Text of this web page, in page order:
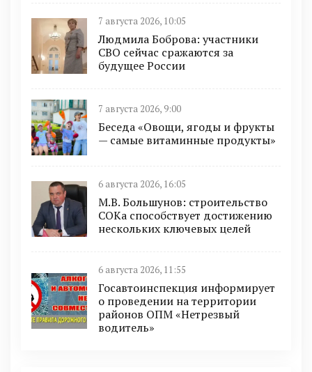
7 августа 2026, 10:05
Людмила Боброва: участники
СВО сейчас сражаются за
будущее России
7 августа 2026, 9:00
Беседа «Овощи, ягоды и фрукты
— самые витаминные продукты»
6 августа 2026, 16:05
М.В. Большунов: строительство
СОКа способствует достижению
нескольких ключевых целей
6 августа 2026, 11:55
Госавтоинспекция информирует
о проведении на территории
районов ОПМ «Нетрезвый
водитель»